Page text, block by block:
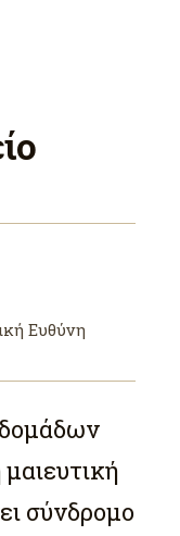
Ευθύνη
σύνδρομο